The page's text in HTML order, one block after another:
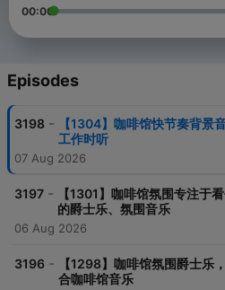
00:00
Episodes
3198 -
【1304】咖啡馆快节奏背景
工作时听
07 Aug 2026
3197 -
【1301】咖啡馆氛围专注于
的爵士乐、氛围音乐
06 Aug 2026
3196 -
【1298】咖啡馆氛围爵士乐
合咖啡馆音乐